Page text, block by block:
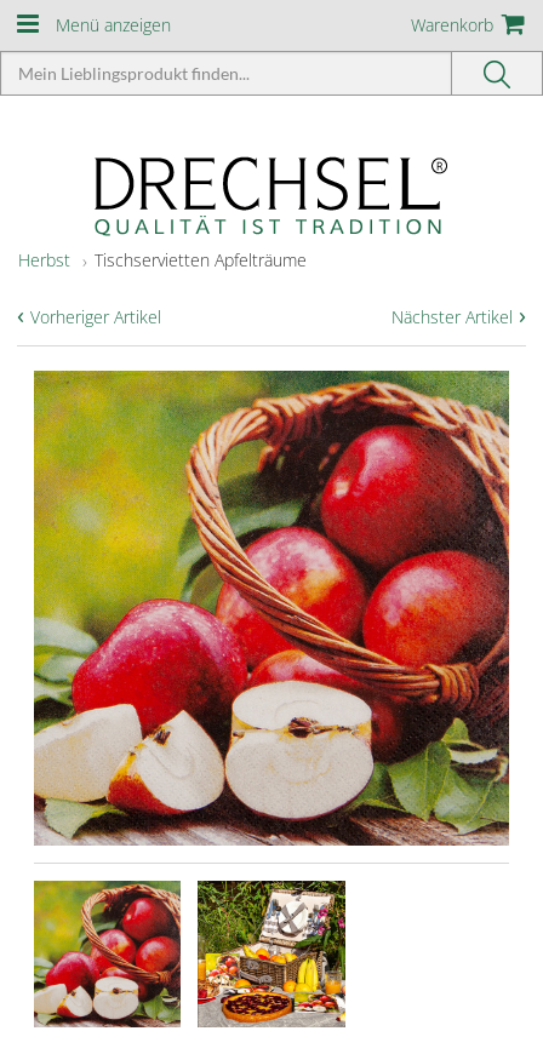
Menü anzeigen Warenkorb
Herbst Tischservietten Apfelträume
Nächster Artikel ›
‹ Vorheriger Artikel